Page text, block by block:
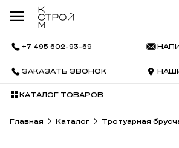
+7 495 602-93-69
ЗАКАЗАТЬ ЗВОНОК
КАТАЛОГ ТОВАРОВ
Главная Каталог Тротуарная